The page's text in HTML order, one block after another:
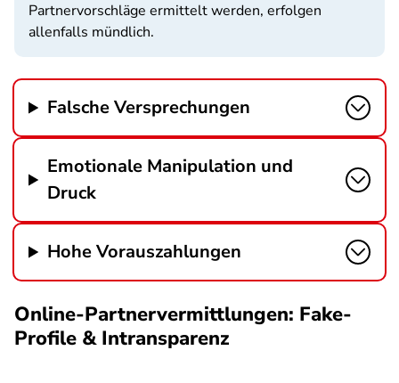
Partnervorschläge ermittelt werden, erfolgen
allenfalls mündlich.
Falsche Versprechungen
Emotionale Manipulation und
Druck
Hohe Vorauszahlungen
Online-Partnervermittlungen: Fake-
Profile & Intransparenz